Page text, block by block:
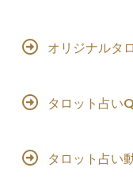
オリジナルタ
タロット占い
タロット占い